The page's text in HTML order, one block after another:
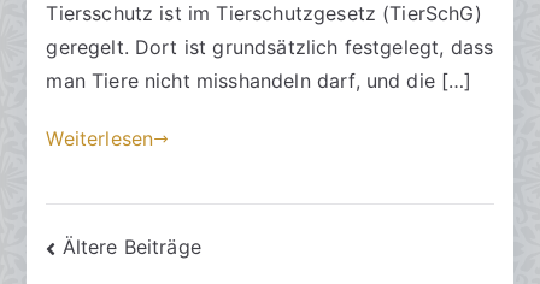
.
S
e
t
m
Tiersschutz ist im Tierschutzgesetz (TierSchG)
geregelt. Dort ist grundsätzlich festgelegt, dass
man Tiere nicht misshandeln darf, und die […]
Weiterlesen
Beitragsnavigation
Ältere Beiträge